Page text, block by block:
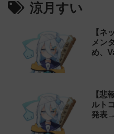
涼月すい
【ネ
メン
め、
【悲
ルト
発表